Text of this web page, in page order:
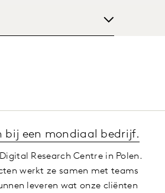
bij een mondiaal bedrijf.
Research Centre in Polen.
werkt ze samen met teams
leveren wat onze cliënten